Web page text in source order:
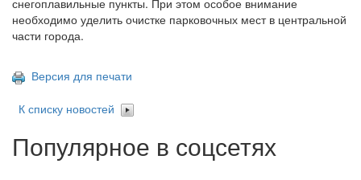
снегоплавильные пункты. При этом особое внимание
необходимо уделить очистке парковочных мест в центральной
части города.
Версия для печати
К списку новостей
Популярное в соцсетях